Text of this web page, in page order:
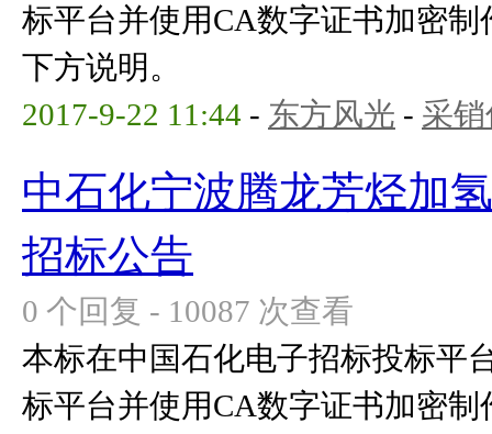
标平台并使用CA数字证书加密
下方说明。
2017-9-22 11:44 - 东方风光 - 采
中石化宁波腾龙芳烃加
招标公告
0 个回复 - 10087 次查看
本标在中国石化电子招标投标平
标平台并使用CA数字证书加密